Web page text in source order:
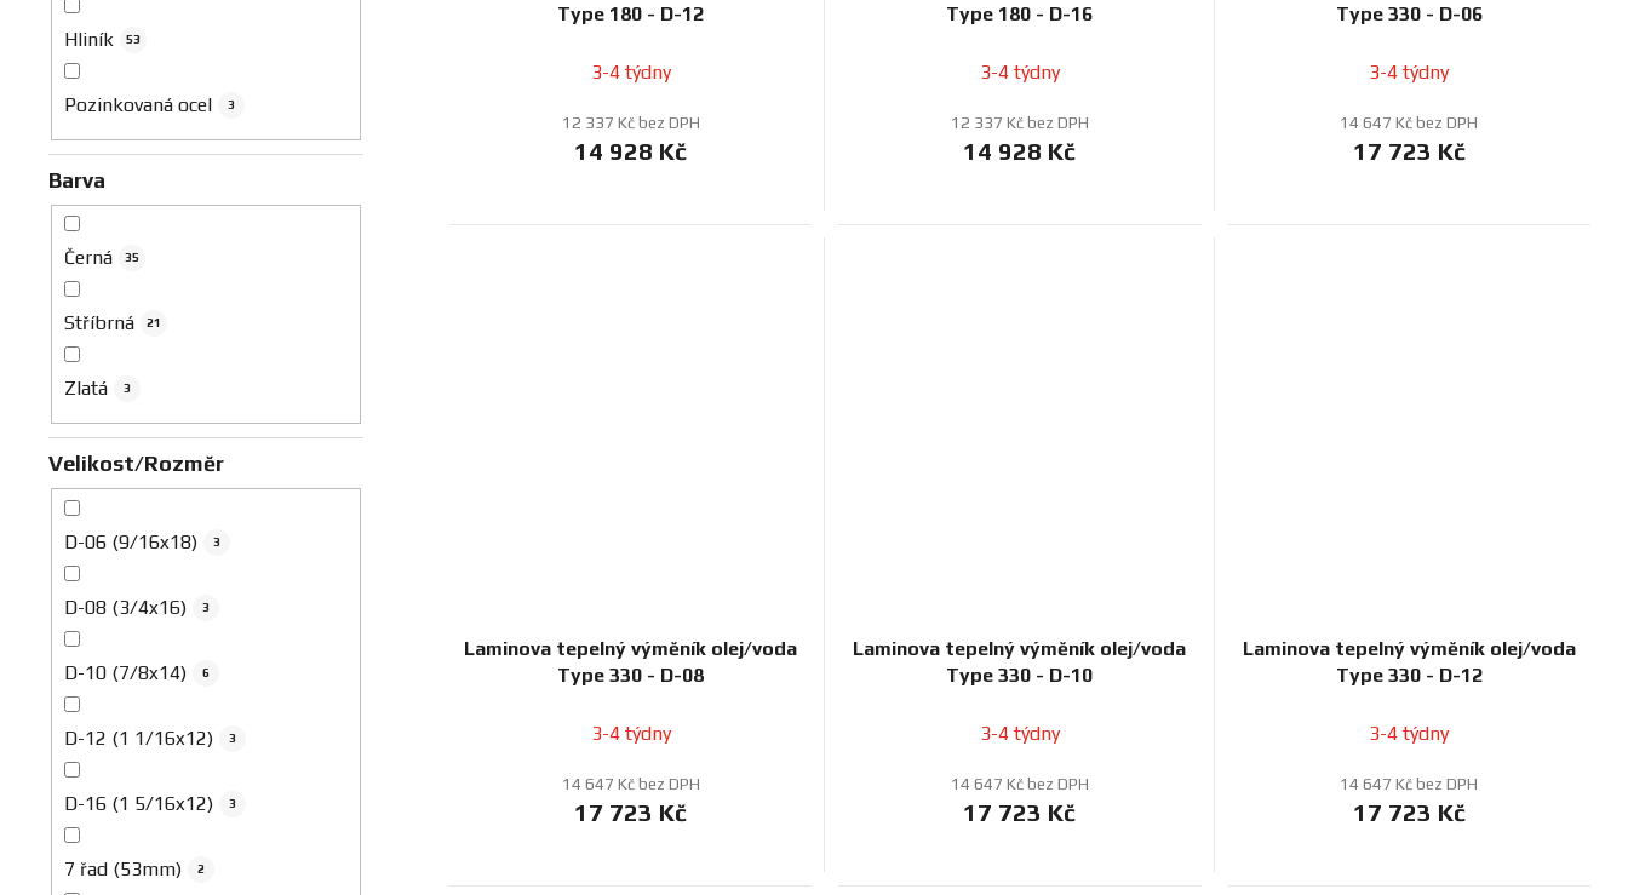
Hliník 53
Pozinkovaná ocel 3
Barva
Černá 35
Stříbrná 21
Zlatá 3
Velikost/Rozměr
D-06 (9/16x18) 3
D-08 (3/4x16) 3
D-10 (7/8x14) 6
D-12 (1 1/16x12) 3
D-16 (1 5/16x12) 3
7 řad (53mm) 2
Type 180 - D-12
3-4 týdny
12 337 Kč bez DPH
14 928 Kč
Type 180 - D-16
3-4 týdny
12 337 Kč bez DPH
14 928 Kč
Type 330 - D-06
3-4 týdny
14 647 Kč bez DPH
17 723 Kč
Laminova tepelný výměník olej/voda
Type 330 - D-08
3-4 týdny
14 647 Kč bez DPH
17 723 Kč
Laminova tepelný výměník olej/voda
Type 330 - D-10
3-4 týdny
14 647 Kč bez DPH
17 723 Kč
Laminova tepelný výměník olej/voda
Type 330 - D-12
3-4 týdny
14 647 Kč bez DPH
17 723 Kč